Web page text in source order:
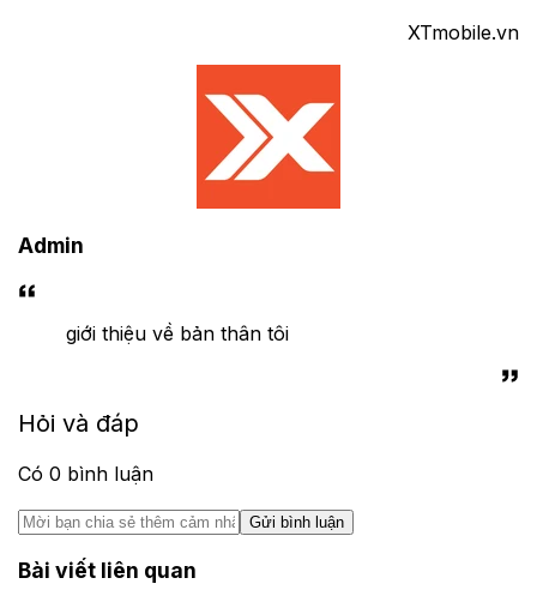
XTmobile.vn
Admin
giới thiệu về bản thân tôi
Hỏi và đáp
Có 0 bình luận
Gửi bình luận
Bài viết liên quan